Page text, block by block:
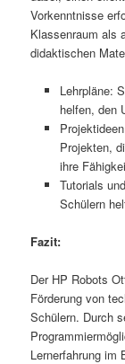
Vorkenntnisse
Klassenraum als
didaktischen
Lehrpläne:
helfen, den
Projekten,
ihre
Tutorials
Schülern
Fazit:
Der HP Robots
Förderung von
Schülern. Durch
Lernerfahrung im